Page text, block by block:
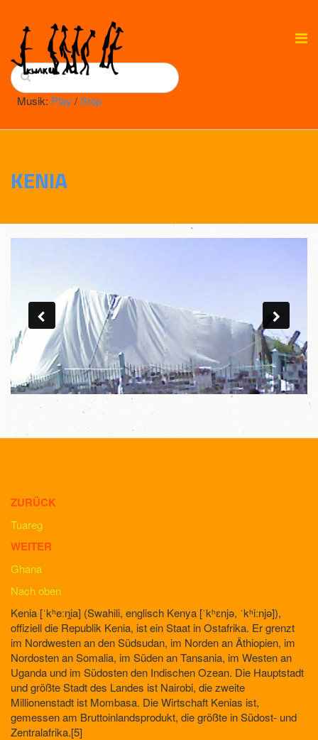
Musik: Play /Stop
KENIA
ZURÜCK
Tuareg
WEITER
Ghana
Nach oben
Kenia [ˈkʰeːni̯a] (Swahili, englisch Kenya [ˈkʰɛnjə, ˈkʰiːnjə]),
offiziell die Republik Kenia, ist ein Staat in Ostafrika. Er grenzt
im Nordwesten an den Südsudan, im Norden an Äthiopien, im
Nordosten an Somalia, im Süden an Tansania, im Westen an
Uganda und im Südosten den Indischen Ozean. Die Hauptstadt
und größte Stadt des Landes ist Nairobi, die zweite
Millionenstadt ist Mombasa. Die Wirtschaft Kenias ist,
gemessen am Bruttoinlandsprodukt, die größte in Südost- und
Zentralafrika.[5]